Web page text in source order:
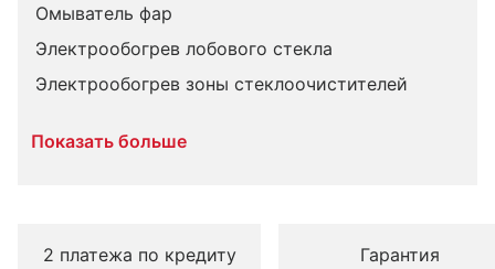
Омыватель фар
Электрообогрев лобового стекла
Электрообогрев зоны стеклоочистителей
Показать больше
2 платежа по кредиту
Гарантия